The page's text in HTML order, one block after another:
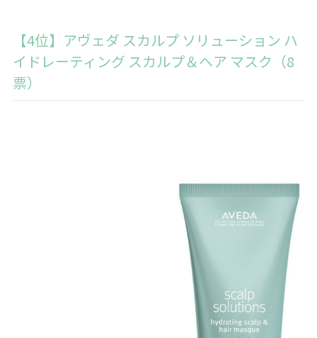
【4位】アヴェダ スカルプ ソリューション ハ
イドレーティング スカルプ＆ヘア マスク（8
票）